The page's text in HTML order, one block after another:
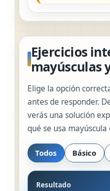
Ejercicios
mayúsculas
Elige la opción
antes de responder.
verás una solución
qué se usa mayúscula
Todos Básico
Resultado